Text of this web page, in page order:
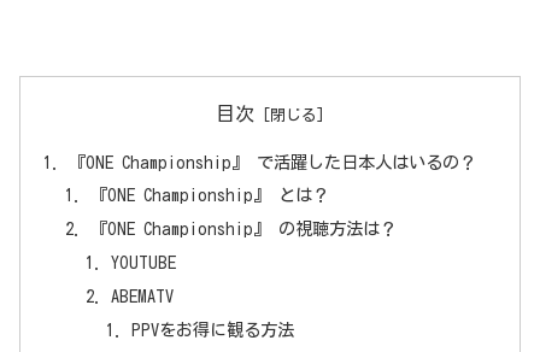
目次
『ONE Championship』 で活躍した日本人はいるの？
『ONE Championship』 とは？
『ONE Championship』 の視聴方法は？
YOUTUBE
ABEMATV
PPVをお得に観る方法